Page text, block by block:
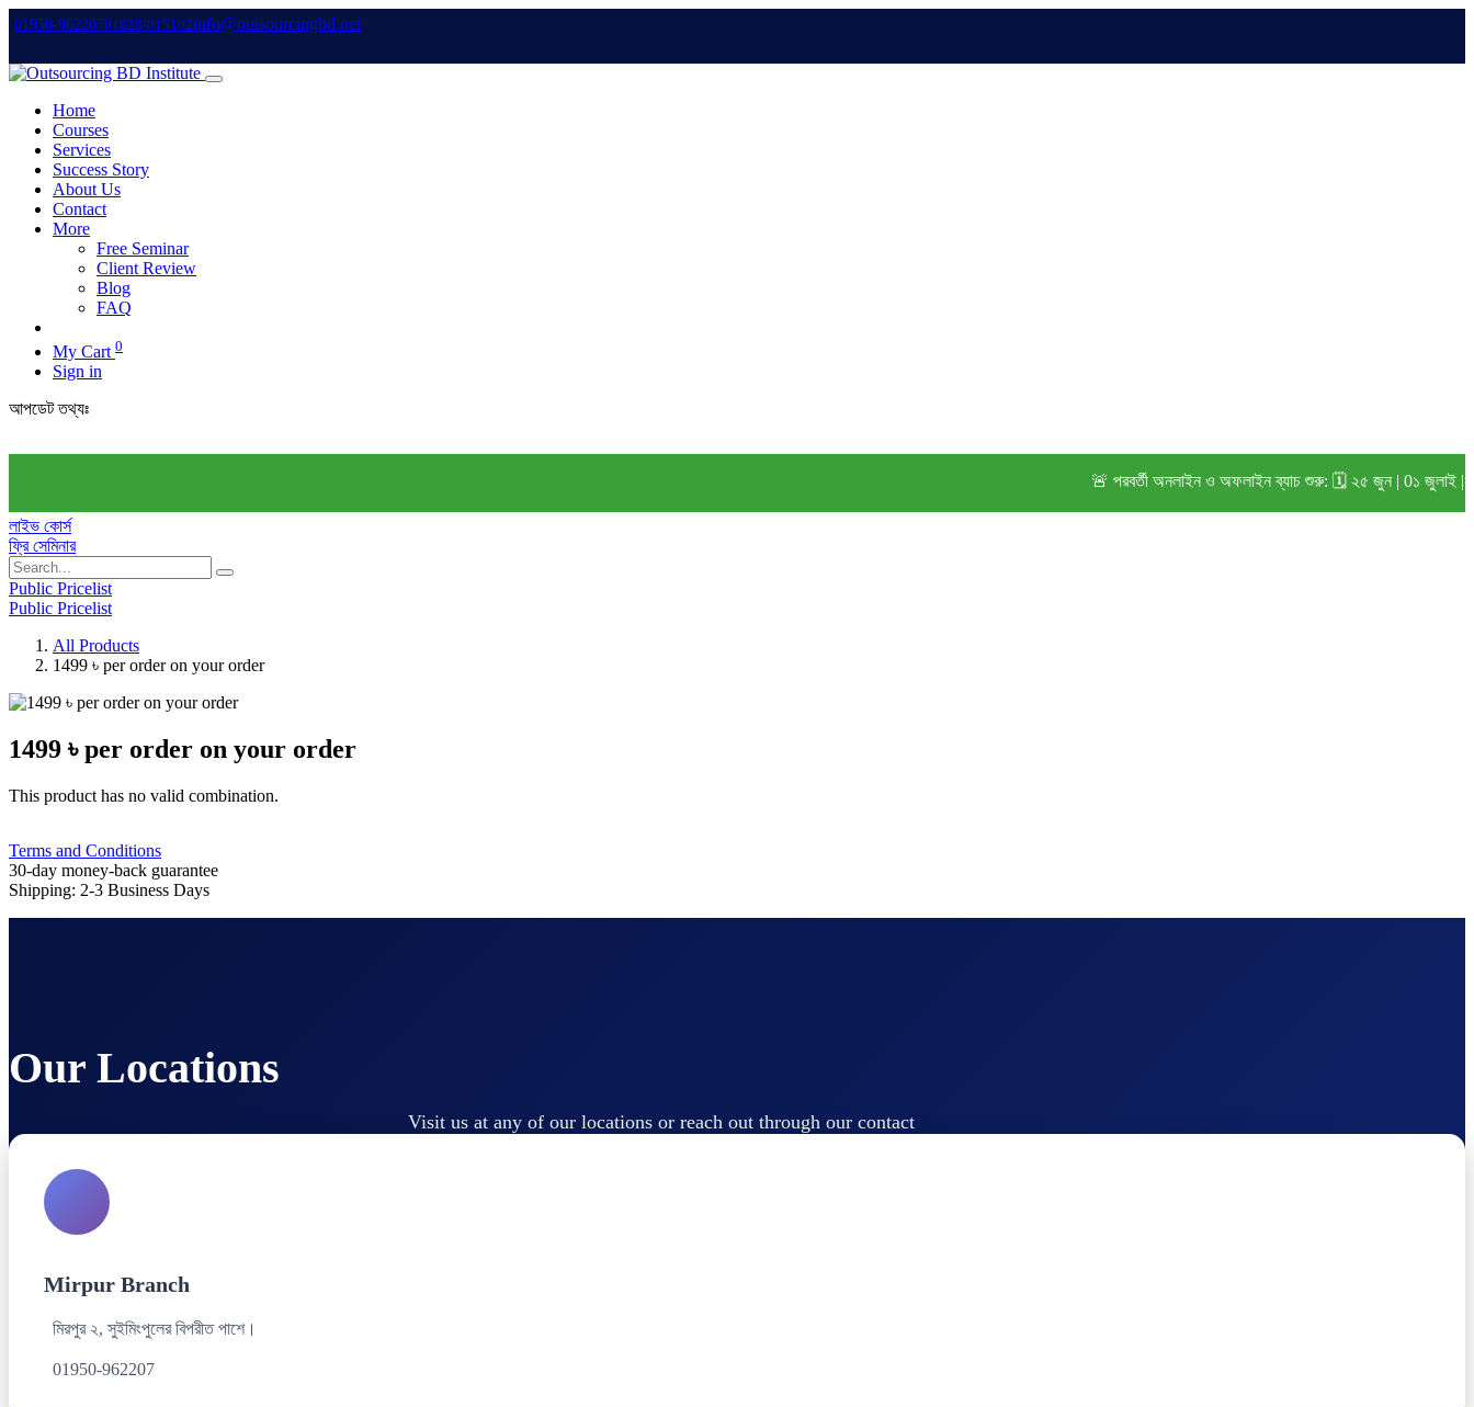
01950-96220701828-015102info@outsourcingbd.net
Home
Courses
Services
Success Story
About Us
Contact
More
Free Seminar
Client Review
Blog
FAQ
My Cart 0
Sign in
আপডেট তথ্যঃ
🚨 পরবর্তী অনলাইন ও অফলাইন ব্যাচ শুরু: 🗓️ ২৫ জুন | 0১ জুলাই | ১৫ জুলাই
লাইভ কোর্স
ফ্রি সেমিনার
Public Pricelist
Public Pricelist
All Products
1499 ৳ per order on your order
1499 ৳ per order on your order
This product has no valid combination.
Terms and Conditions
30-day money-back guarantee
Shipping: 2-3 Business Days
Our Locations
Visit us at any of our locations or reach out through our contact
Mirpur Branch
মিরপুর ২, সুইমিংপুলের বিপরীত পাশে।
01950-962207